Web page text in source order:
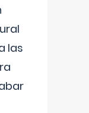
las